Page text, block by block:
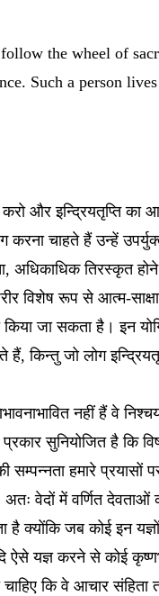
the wheel of
Such a person
और इन्द्रियतृप्ति का
करना चाहते हैं उन्हें
अधिकाधिक तिरस्कृत
विशेष रूप से आत्म-
किया जा सकता है। इन
किन्तु जो लोग
नहीं हैं वे
सुनियोजित है कि
हमारे प्रयासों
अतः वेदों में वर्णित
क्योंकि जब कोई इन
ऐसे यज्ञ करने से कोई
चाहिए कि वे आचार